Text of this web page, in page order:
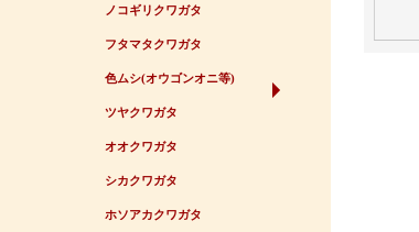
ノコギリクワガタ
フタマタクワガタ
色ムシ(オウゴンオニ等)
ツヤクワガタ
オオクワガタ
シカクワガタ
ホソアカクワガタ